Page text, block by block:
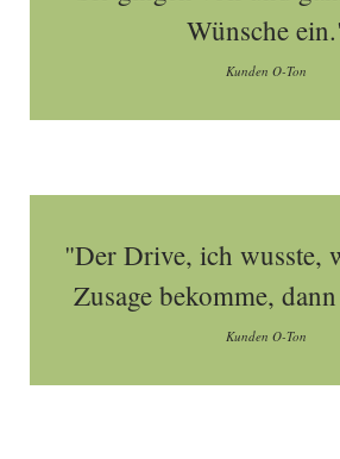
Wünsche
Kunden O-Ton
"Der Drive, ich wusste,
Zusage bekomme,
Kunden O-Ton